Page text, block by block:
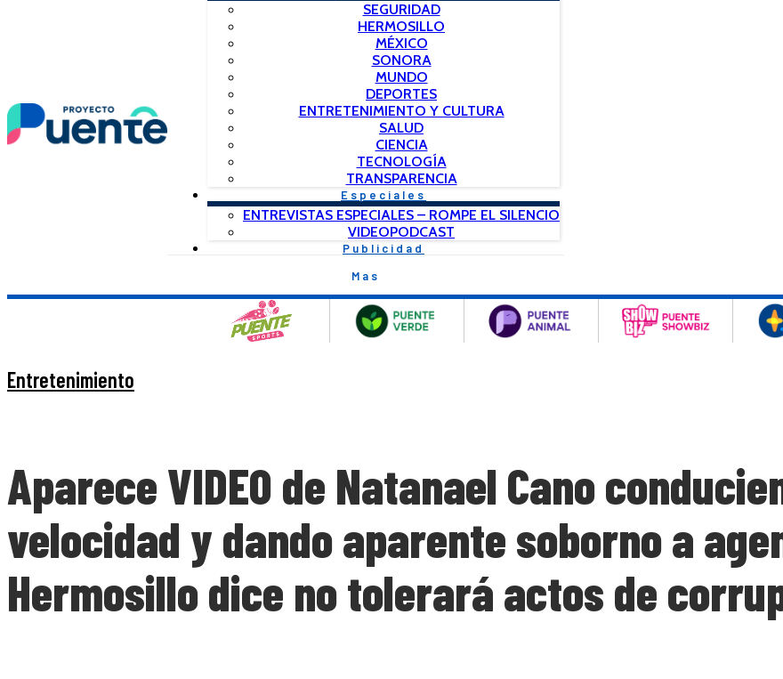
SEGURIDAD
HERMOSILLO
MÉXICO
SONORA
MUNDO
DEPORTES
ENTRETENIMIENTO Y CULTURA
SALUD
CIENCIA
TECNOLOGÍA
TRANSPARENCIA
Especiales
ENTREVISTAS ESPECIALES – ROMPE EL SILENCIO
VIDEOPODCAST
Publicidad
Mas
Entretenimiento
Aparece VIDEO de Natanael Cano
velocidad y dando aparente soborno a
Hermosillo dice no tolerará actos de